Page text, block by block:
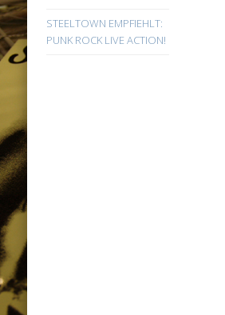
STEELTOWN EMPFIEHLT:
PUNK ROCK LIVE ACTION!